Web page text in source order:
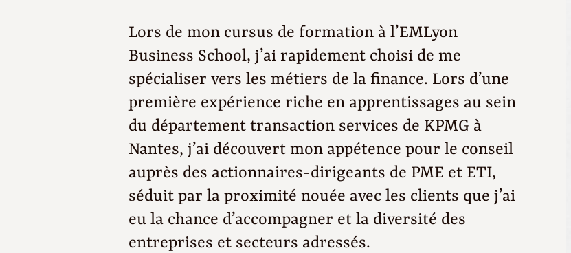
Lors de mon cursus de formation à l’EMLyon
Business School, j’ai rapidement choisi de me
spécialiser vers les métiers de la finance. Lors d’une
première expérience riche en apprentissages au sein
du département transaction services de KPMG à
Nantes, j’ai découvert mon appétence pour le conseil
auprès des actionnaires-dirigeants de PME et ETI,
séduit par la proximité nouée avec les clients que j’ai
eu la chance d’accompagner et la diversité des
entreprises et secteurs adressés.